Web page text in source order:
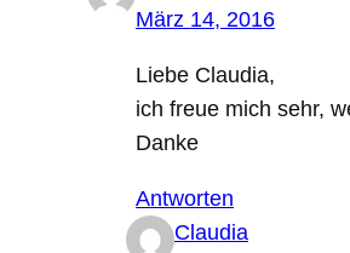
März 14, 2016
Liebe Claudia,
ich freue mich sehr,
Danke
Antworten
Claudia